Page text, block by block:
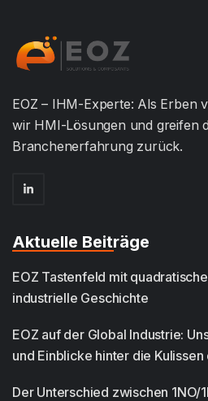
EOZ – IHM-Experte: Als Erben
wir HMI-Lösungen und greifen
Branchenerfahrung zurück.
Aktuelle Beiträge
EOZ Tastenfeld mit
industrielle Geschichte
EOZ auf der Global Industrie:
und Einblicke hinter die
Der Unterschied zwischen 1NO/